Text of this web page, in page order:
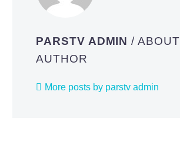
PARSTV ADMIN/ ABOUT
AUTHOR
More posts by parstv admin